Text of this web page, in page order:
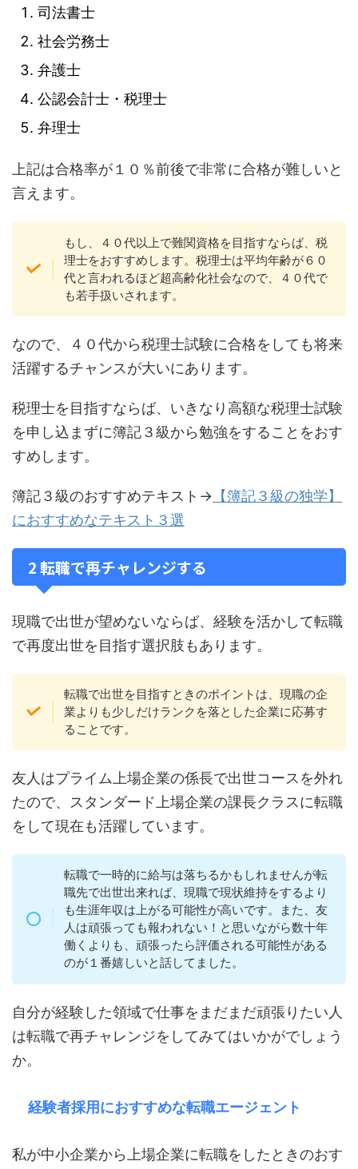
司法書士
社会労務士
弁護士
公認会計士・税理士
弁理士
上記は合格率が１０％前後で非常に合格が難しいと
言えます。
もし、４０代以上で難関資格を目指すならば、税
理士をおすすめします。税理士は平均年齢が６０
代と言われるほど超高齢化社会なので、４０代で
も若手扱いされます。
なので、４０代から税理士試験に合格をしても将来
活躍するチャンスが大いにあります。
税理士を目指すならば、いきなり高額な税理士試験
を申し込まずに簿記３級から勉強をすることをおす
すめします。
簿記３級のおすすめテキスト→ 【簿記３級の独学】
におすすめなテキスト３選
2 転職で再チャレンジする
現職で出世が望めないならば、経験を活かして転職
で再度出世を目指す選択肢もあります。
転職で出世を目指すときのポイントは、現職の企
業よりも少しだけランクを落とした企業に応募す
ることです。
友人はプライム上場企業の係長で出世コースを外れ
たので、スタンダード上場企業の課長クラスに転職
をして現在も活躍しています。
転職で一時的に給与は落ちるかもしれませんが転
職先で出世出来れば、現職で現状維持をするより
も生涯年収は上がる可能性が高いです。また、友
人は頑張っても報われない！と思いながら数十年
働くよりも、頑張ったら評価される可能性がある
のが１番嬉しいと話してました。
自分が経験した領域で仕事をまだまだ頑張りたい人
は転職で再チャレンジをしてみてはいかがでしょう
か。
経験者採用におすすめな転職エージェント
私が中小企業から上場企業に転職をしたときのおす